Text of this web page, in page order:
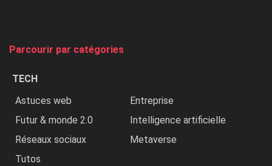
Parcourir par catégories
TECH
Astuces web
Entreprise
Futur & monde 2.0
Intelligence artificielle
Réseaux sociaux
Metaverse
Tutos